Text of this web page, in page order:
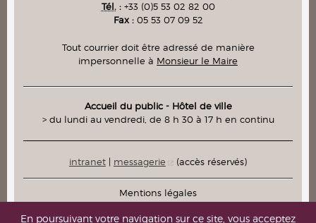
Tél. : +33 (0)5 53 02 82 00
Fax : 05 53 07 09 52
Tout courrier doit être adressé de manière
impersonnelle à Monsieur le Maire
Accueil du public - Hôtel de ville
> du lundi au vendredi, de 8 h 30 à 17 h en continu
intranet| messagerie (accès réservés)
Mentions légales
Plan du site
En poursuivant votre navigation sur ce site, vous acceptez